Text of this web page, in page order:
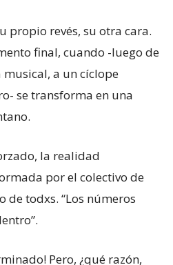
propio revés, su otra cara.
final, cuando -luego de
a un cíclope
se transforma en una
la realidad
por el colectivo de
de todxs. “Los números
Pero, ¿qué razón,